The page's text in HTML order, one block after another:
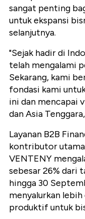
sangat penting
untuk ekspansi
selanjutnya.
"Sejak hadir di
telah mengalami
Sekarang, kami
fondasi kami
ini dan mencapai
dan Asia
Layanan B2B
kontributor
VENTENY
sebesar 26% dari
hingga 30
menyalurkan
produktif untuk